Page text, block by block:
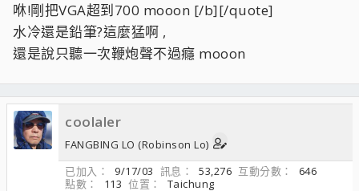
咻!剛把VGA超到700 mooon [/b][/quote]
水冷還是鉛筆?這麼猛啊 ,
還是說只聽一次鞭炮聲不過癮 mooon
coolaler
FANGBING LO (Robinson Lo)
已加入
9/17/03 訊息 53,276 互動分數
646
點數
113 位置
Taichung